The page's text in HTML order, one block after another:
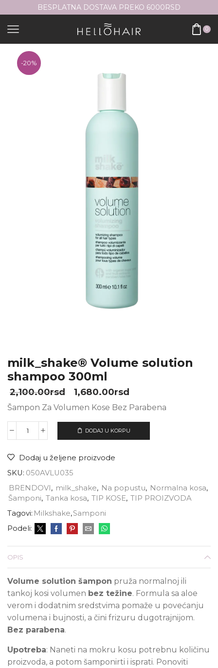
BESPLATNA DOSTAVA PREKO 6000RSD
0
-20%
milk_shake® Volume solution
shampoo 300ml
2,100.00rsd 1,680.00rsd
Šampon Za Volumen Kose Bez Parabena
DODAJ U KORPU
Dodaj u željene proizvode
SKU: 050AVLU035
BRENDOVI, milk_shake, Na popustu, Normalna kosa,
Šamponi, Tanka kosa, TIP KOSE, TIP PROIZVODA
Tagovi: Milkshake,Samponi
Podeli:
OPIS
Volume solution šampon pruža normalnoj ili
tankoj kosi volumen bez težine. Formula sa aloe
verom i dodatnim sredstvima pomaže u povećanju
volumena i bujnosti, a čini frizuru dugotrajnijom.
Bez parabena.
Upotreba: Naneti na mokru kosu potrebnu količinu
proizvoda, a potom šamponirti i isprati. Ponoviti